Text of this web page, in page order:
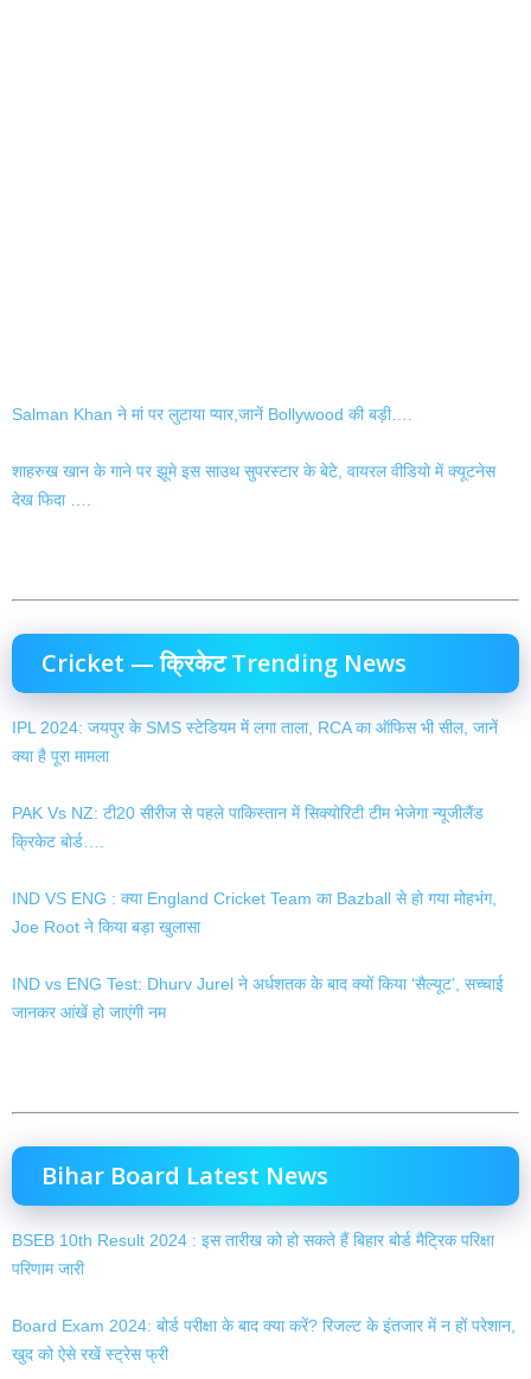
Salman Khan ने मां पर लुटाया प्यार,जानें Bollywood की बड़ी….
शाहरुख खान के गाने पर झूमे इस साउथ सुपरस्टार के बेटे, वायरल वीडियो में क्यूटनेस
देख फिदा ….
Cricket — क्रिकेट Trending News
IPL 2024: जयपुर के SMS स्टेडियम में लगा ताला, RCA का ऑफिस भी सील, जानें
क्या है पूरा मामला
PAK Vs NZ: टी20 सीरीज से पहले पाकिस्तान में सिक्योरिटी टीम भेजेगा न्यूजीलैंड
क्रिकेट बोर्ड….
IND VS ENG : क्या England Cricket Team का Bazball से हो गया मोहभंग,
Joe Root ने किया बड़ा खुलासा
IND vs ENG Test: Dhurv Jurel ने अर्धशतक के बाद क्यों किया ‘सैल्यूट’, सच्चाई
जानकर आंखें हो जाएंगी नम
Bihar Board Latest News
BSEB 10th Result 2024 : इस तारीख को हो सकते हैं बिहार बोर्ड मैट्रिक परिक्षा
परिणाम जारी
Board Exam 2024: बोर्ड परीक्षा के बाद क्या करें? रिजल्ट के इंतजार में न हों परेशान,
खुद को ऐसे रखें स्ट्रेस फ्री